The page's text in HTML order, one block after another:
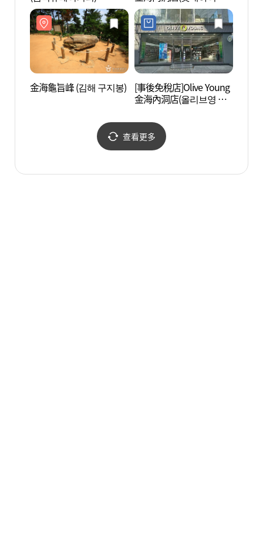
트 김해내동점)
金海龜旨峰 (김해 구지봉)
[事後免稅店]Olive Young
金海內洞店(올리브영 김
查看更多